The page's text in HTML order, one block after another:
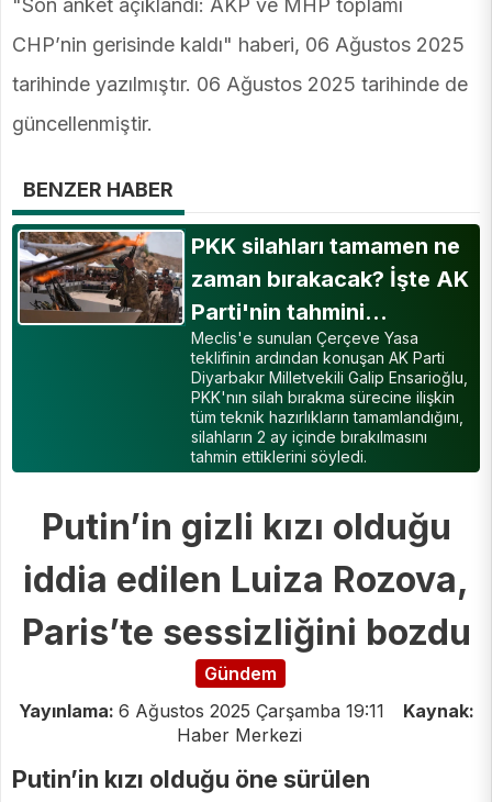
"Son anket açıklandı: AKP ve MHP toplamı
CHP’nin gerisinde kaldı" haberi, 06 Ağustos 2025
tarihinde yazılmıştır. 06 Ağustos 2025 tarihinde de
güncellenmiştir.
BENZER HABER
PKK silahları tamamen ne
zaman bırakacak? İşte AK
Parti'nin tahmini…
Meclis'e sunulan Çerçeve Yasa
teklifinin ardından konuşan AK Parti
Diyarbakır Milletvekili Galip Ensarioğlu,
PKK'nın silah bırakma sürecine ilişkin
tüm teknik hazırlıkların tamamlandığını,
silahların 2 ay içinde bırakılmasını
tahmin ettiklerini söyledi.
Putin’in gizli kızı olduğu
iddia edilen Luiza Rozova,
Paris’te sessizliğini bozdu
Gündem
Yayınlama: 6 Ağustos 2025 Çarşamba 19:11
Kaynak:
Haber Merkezi
Putin’in kızı olduğu öne sürülen